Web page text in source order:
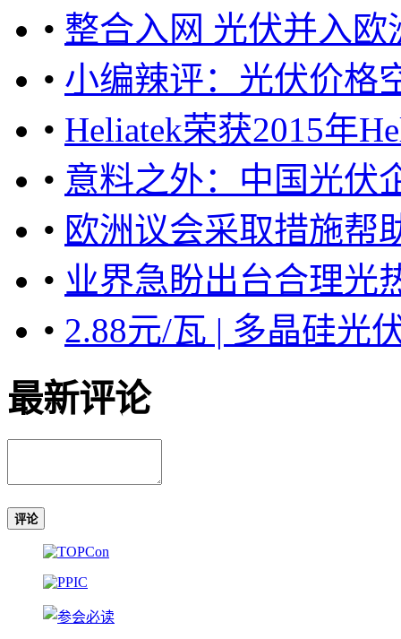
• 整合入网 光伏并入
• 小编辣评：光伏价格
• Heliatek荣获2015年
• 意料之外：中国光伏
• 欧洲议会采取措施帮
• 业界急盼出台合理光
• 2.88元/瓦 | 多晶硅光
最新评论
评论